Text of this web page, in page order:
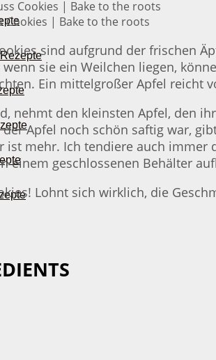
Cookies | Bake to the roots
sind aufgrund der frischen
sie ein Weilchen liegen,
Ein mittelgroßer Apfel
nehmt den kleinsten Apfel, den
Apfel noch schön saftig war,
ist mehr. Ich tendiere auch
einem geschlossenen Behälter
Lohnt sich wirklich, die